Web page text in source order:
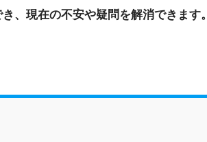
、現在の不安や疑問を解消できます。